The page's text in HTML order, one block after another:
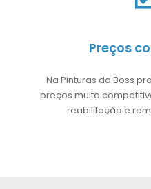
Preços
Na Pinturas do Boss
preços muito
reabilitação e